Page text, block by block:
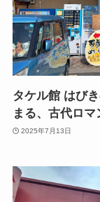
タケル館 はび
まる、古代ロ
2025年7月13日